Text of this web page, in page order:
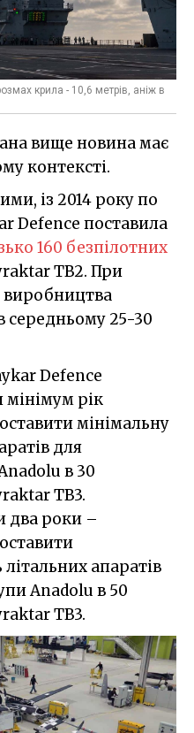
крила - 10,6 метрів, аніж в
вище новина має
контексті.
із 2014 року по
Defence поставила
160 безпілотних
TB2. При
середньому 25-30
Defence
рік
мінімальну
для
в 30
TB3.
два роки –
апаратів
Anadolu в 50
TB3.